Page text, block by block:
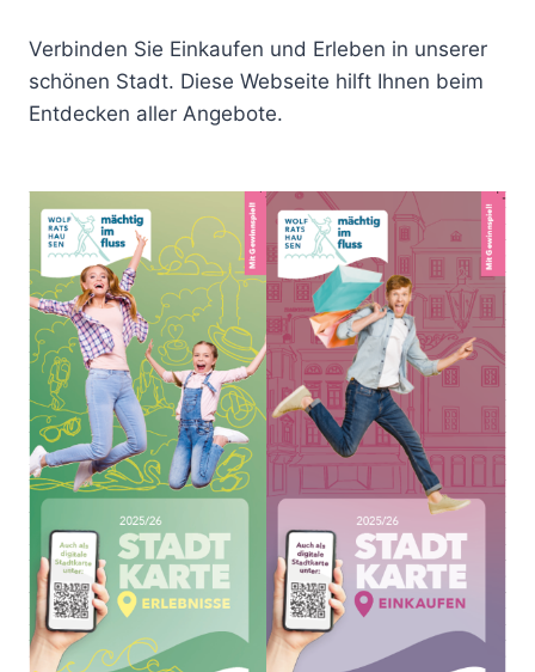
Verbinden Sie Einkaufen und Erleben in unserer
schönen Stadt. Diese Webseite hilft Ihnen beim
Entdecken aller Angebote.